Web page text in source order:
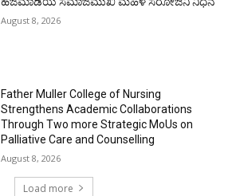
August 8, 2026
Father Muller College of Nursing
Strengthens Academic Collaborations
Through Two more Strategic MoUs on
Palliative Care and Counselling
August 8, 2026
Load more